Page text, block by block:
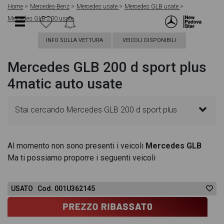
Home Mercedes-Benz Mercedes usate
Mercedes GLB usate
Mercedes GLB 200 usate
INFO SULLA VETTURA VEICOLI DISPONIBILI
Mercedes GLB 200 d sport plus
4matic auto usate
Stai cercando Mercedes GLB 200 d sport plus
offerte per acquistare un veicolo Mercedes usato.
Le schede veicolo sono dettagliate e sempre
aggiornate in modo da aiutarti a scegliere quella più
Al momento non sono presenti i veicoli Mercedes GLB
Ma ti possiamo proporre i seguenti veicoli
USATO Cod. 001U362145